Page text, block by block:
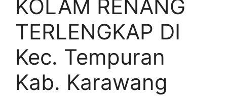
KOLAM RENANG
TERLENGKAP DI
Kec. Tempuran
Kab. Karawang